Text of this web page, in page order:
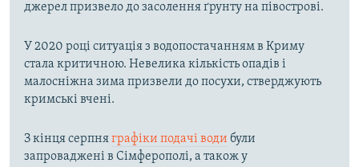
джерел призвело до засолення ґрунту на півострові.
У 2020 році ситуація з водопостачанням в Криму
стала критичною. Невелика кількість опадів і
малосніжна зима призвели до посухи, стверджують
кримські вчені.
З кінця серпняграфіки подачі води були
запроваджені в Сімферополі, а також у